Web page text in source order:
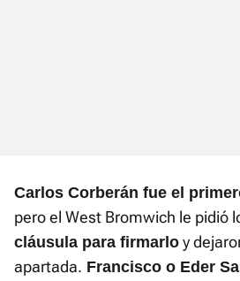
Carlos Corberán fue el
pero el West Bromwich le pidió
cláusula para firmarlo y
apartada. Francisco o Eder